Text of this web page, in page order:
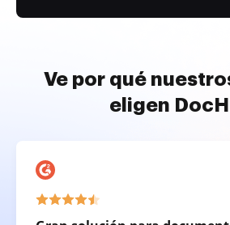
Ve por qué
eligen